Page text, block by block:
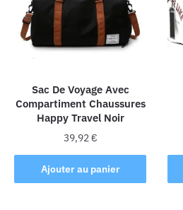
Sac De Voyage Avec
Compartiment Chaussures
Happy Travel Noir
39,92€
Ajouter au panier